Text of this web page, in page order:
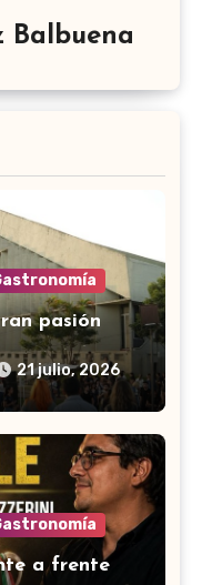
Balbuena
pasión
21 julio, 2026
a frente